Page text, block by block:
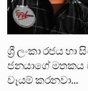
ශ්‍රී ලංකා රජය හා
ජනයාගේ මතකය
වෑයම් කරනවා…